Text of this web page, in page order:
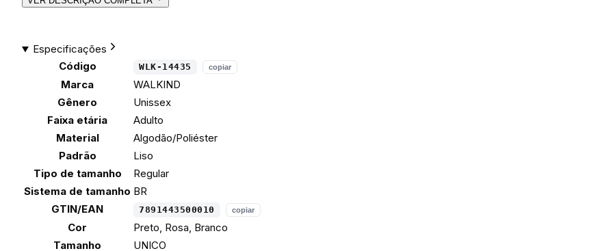
Especificações
Código
WLK-14435 copiar
Marca
WALKIND
Gênero
Unissex
Faixa etária
Adulto
Material
Algodão/Poliéster
Padrão
Liso
Tipo de tamanho
Regular
Sistema de tamanho BR
GTIN/EAN
7891443500010 copiar
Cor
Preto, Rosa, Branco
Tamanho
UNICO